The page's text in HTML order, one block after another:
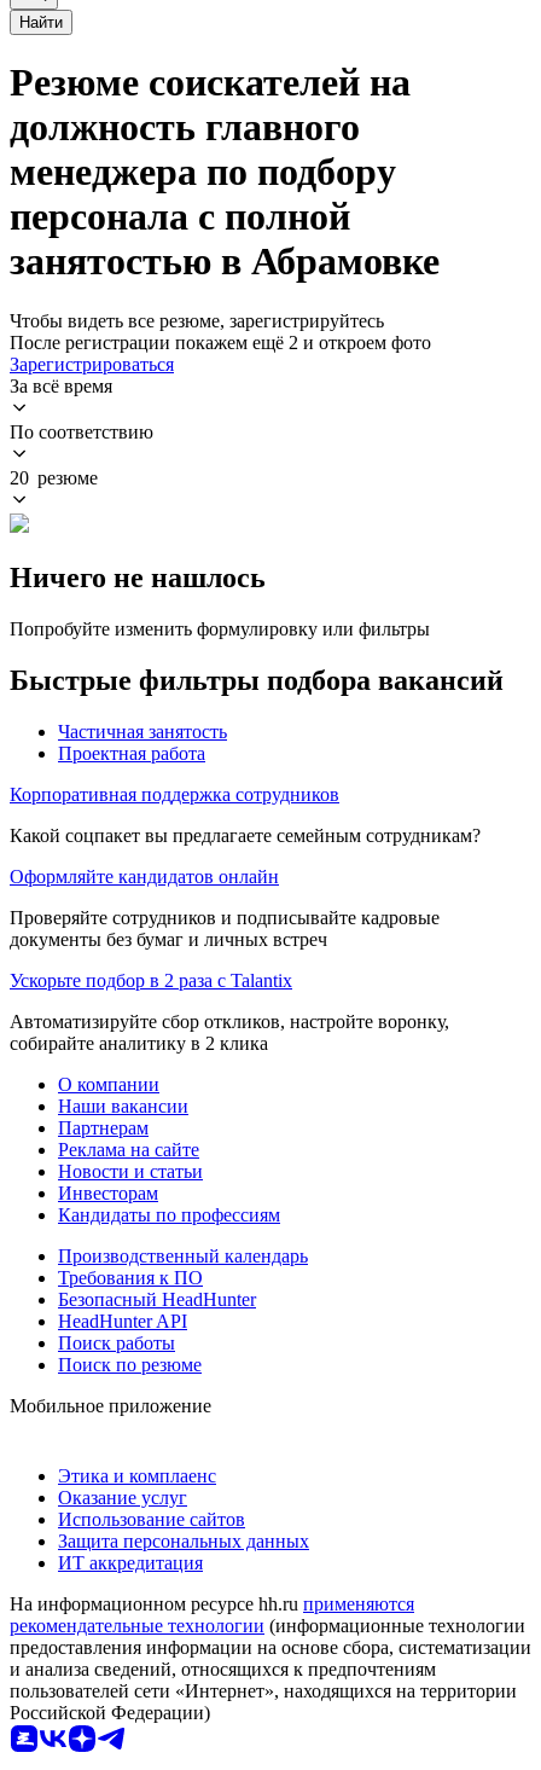
Найти
Резюме соискателей на
должность главного
менеджера по подбору
персонала с полной
занятостью в Абрамовке
Чтобы видеть все резюме, зарегистрируйтесь
После регистрации покажем ещё 2 и откроем фото
Зарегистрироваться
За всё время
По соответствию
20 резюме
Ничего не нашлось
Попробуйте изменить формулировку или фильтры
Быстрые фильтры подбора вакансий
Частичная занятость
Проектная работа
Корпоративная поддержка сотрудников
Какой соцпакет вы предлагаете семейным сотрудникам?
Оформляйте кандидатов онлайн
Проверяйте сотрудников и подписывайте кадровые
документы без бумаг и личных встреч
Ускорьте подбор в 2 раза с Talantix
Автоматизируйте сбор откликов, настройте воронку,
собирайте аналитику в 2 клика
О компании
Наши вакансии
Партнерам
Реклама на сайте
Новости и статьи
Инвесторам
Кандидаты по профессиям
Производственный календарь
Требования к ПО
Безопасный HeadHunter
HeadHunter API
Поиск работы
Поиск по резюме
Мобильное приложение
Этика и комплаенс
Оказание услуг
Использование сайтов
Защита персональных данных
ИТ аккредитация
На информационном ресурсе hh.ru применяются
рекомендательные технологии (информационные технологии
предоставления информации на основе сбора, систематизации
и анализа сведений, относящихся к предпочтениям
пользователей сети «Интернет», находящихся на территории
Российской Федерации)